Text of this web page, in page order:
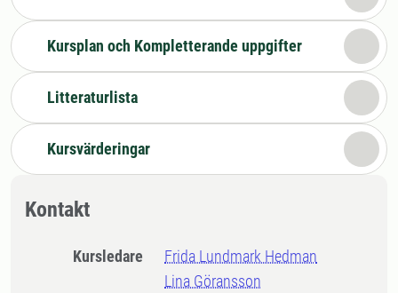
Kursplan och Kompletterande uppgifter
Litteraturlista
Kursvärderingar
Kontakt
Kursledare
Frida Lundmark Hedman
Lina Göransson